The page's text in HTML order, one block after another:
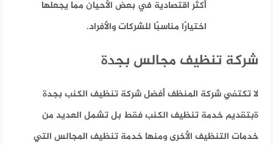
أكثر اقتصادية في بعض الأحيان مما يجعلها
اختيارًا مناسبًا للشركات والأفراد.
شركة تنظيف مجالس بجدة
لا تكتفي شركة المنظف أفضل شركة تنظيف الكنب بجدة
ةبتقديم خدمة تنظيف الكنب فقط بل تشمل العديد من
خدمات التنظيف الأخرى ومنها خدمة تنظيف المجالس التي